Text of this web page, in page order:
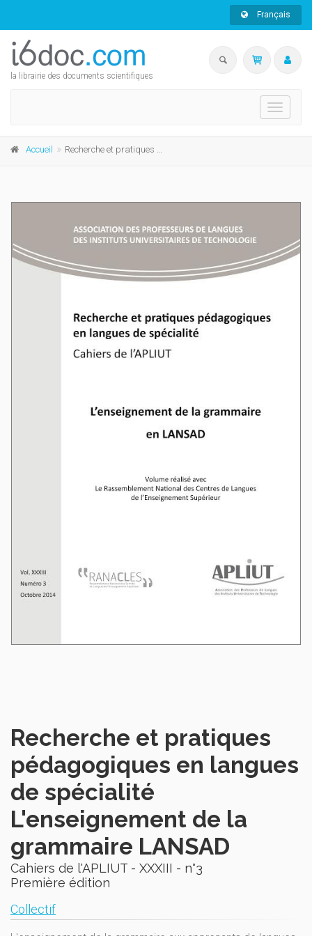
Français
la librairie des documents scientifiques
Toggle
Accueil Recherche et pratiques pédagogiques en langues de spécialité L'enseignement de la grammaire LANSAD
Recherche et pratiques
pédagogiques en langues
de spécialité
L'enseignement de la
grammaire LANSAD
Cahiers de l'APLIUT - XXXIII - n°3
Première édition
Collectif